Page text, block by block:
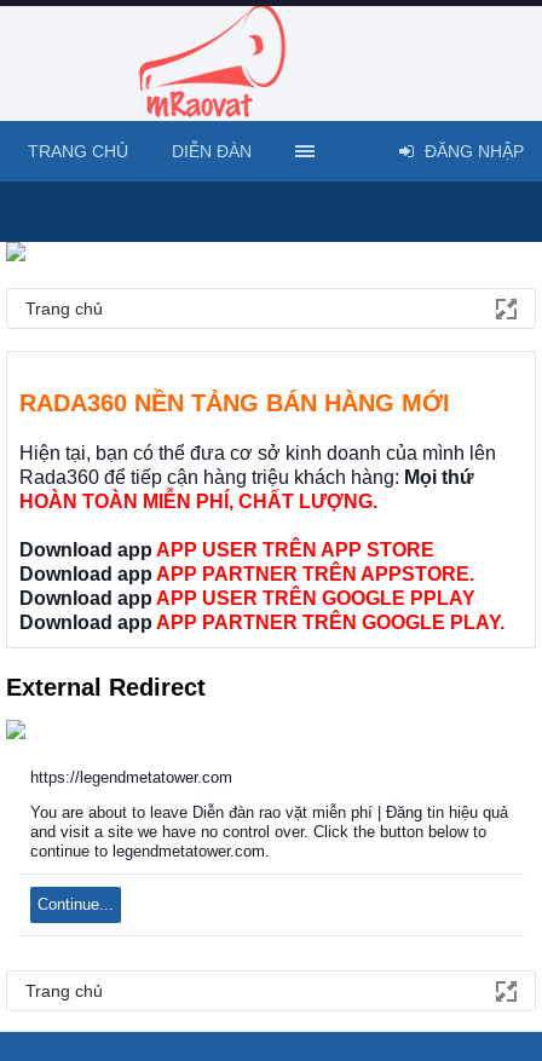
Trang chủ
RADA360 NỀN TẢNG BÁN HÀNG MỚI
Hiện tại, bạn có thể đưa cơ sở kinh doanh của mình lên
Rada360 để tiếp cận hàng triệu khách hàng: Mọi thứ
HOÀN TOÀN MIỄN PHÍ, CHẤT LƯỢNG.
Download app APP USER TRÊN APP STORE
Download app APP PARTNER TRÊN APPSTORE.
Download app APP USER TRÊN GOOGLE PPLAY
Download app APP PARTNER TRÊN GOOGLE PLAY.
External Redirect
https://legendmetatower.com
You are about to leave Diễn đàn rao vặt miễn phí | Đăng tin hiệu quả
and visit a site we have no control over. Click the button below to
continue to legendmetatower.com.
Continue...
Trang chủ
TRANG CHỦ DIỄN ĐÀN ĐĂNG NHẬP